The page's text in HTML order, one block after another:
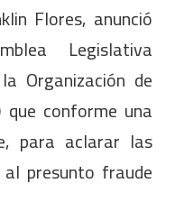
Flores, anunció
Legislativa
Organización de
que conforme una
para aclarar las
al presunto fraude